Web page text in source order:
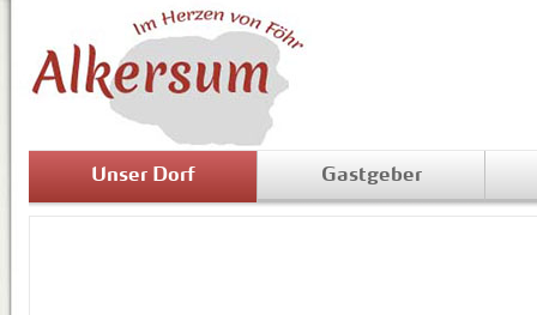
Unser Dorf Gastgeber